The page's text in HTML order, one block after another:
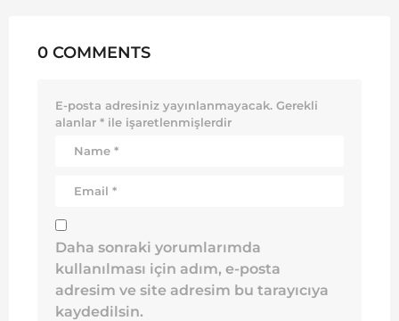
0 COMMENTS
E-posta adresiniz yayınlanmayacak. Gerekli
alanlar * ile işaretlenmişlerdir
Daha sonraki yorumlarımda
kullanılması için adım, e-posta
adresim ve site adresim bu tarayıcıya
kaydedilsin.